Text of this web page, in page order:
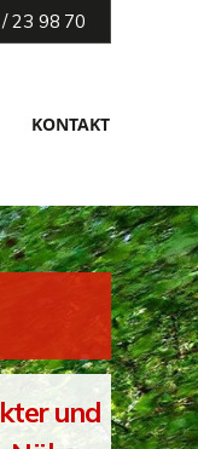
23 98 70
KONTAKT
und